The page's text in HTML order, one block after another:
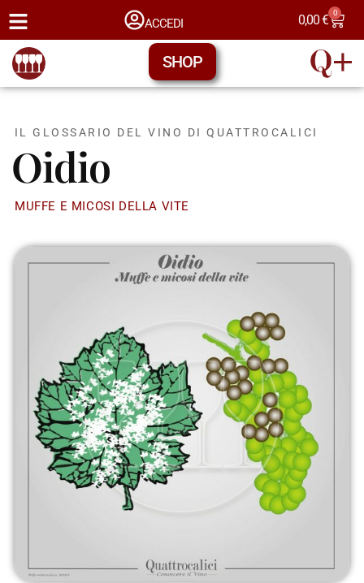
ACCEDI 0,00€ 0
SHOP
IL GLOSSARIO DEL VINO DI QUATTROCALICI
Oidio
MUFFE E MICOSI DELLA VITE